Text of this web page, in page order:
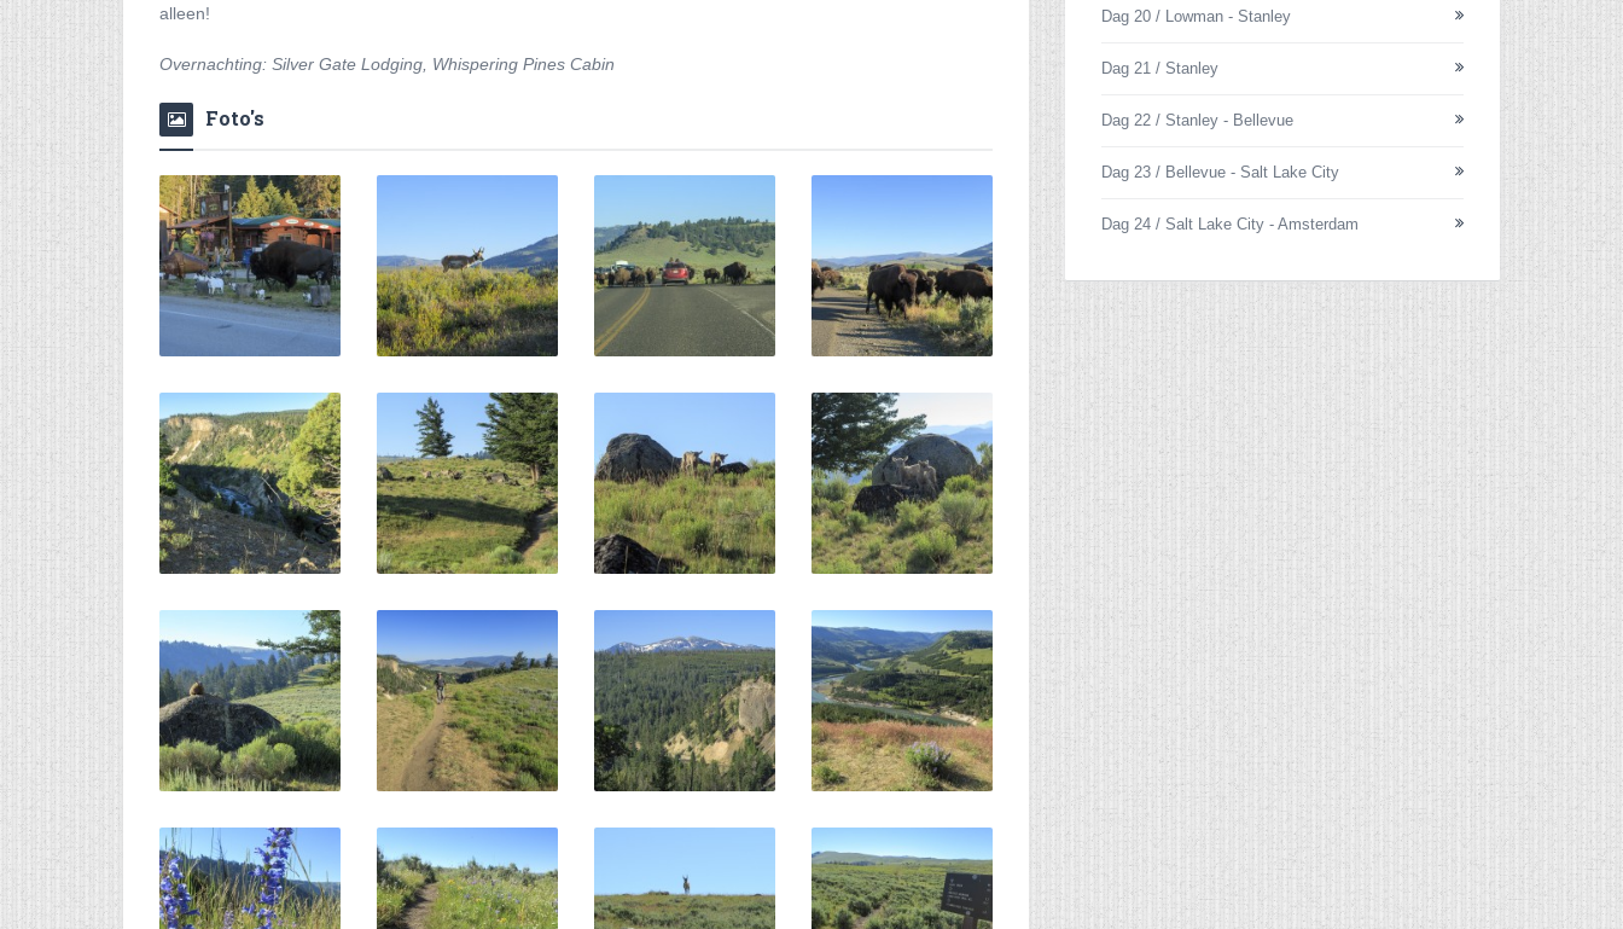
alleen!
Overnachting: Silver Gate Lodging, Whispering Pines Cabin
Foto's
Dag 20 / Lowman - Stanley
Dag 21 / Stanley
Dag 22 / Stanley - Bellevue
Dag 23 / Bellevue - Salt Lake City
Dag 24 / Salt Lake City - Amsterdam